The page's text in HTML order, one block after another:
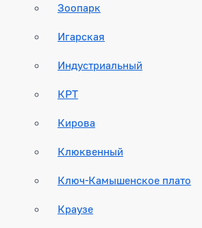
Зоопарк
Игарская
Индустриальный
КРТ
Кирова
Клюквенный
Ключ-Камышенское плато
Краузе